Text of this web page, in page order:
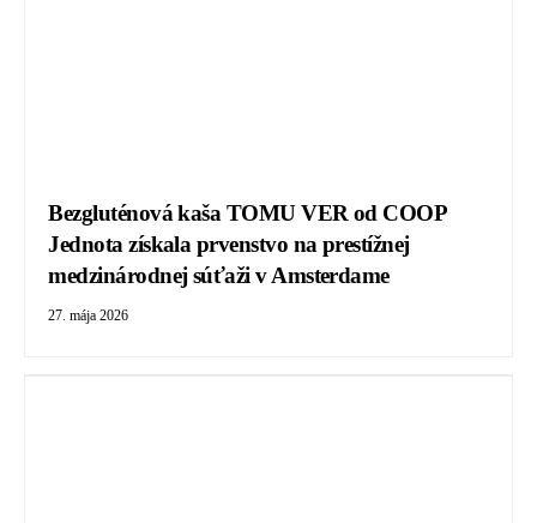
Bezgluténová kaša TOMU VER od COOP
Jednota získala prvenstvo na prestížnej
medzinárodnej súťaži v Amsterdame
27. mája 2026